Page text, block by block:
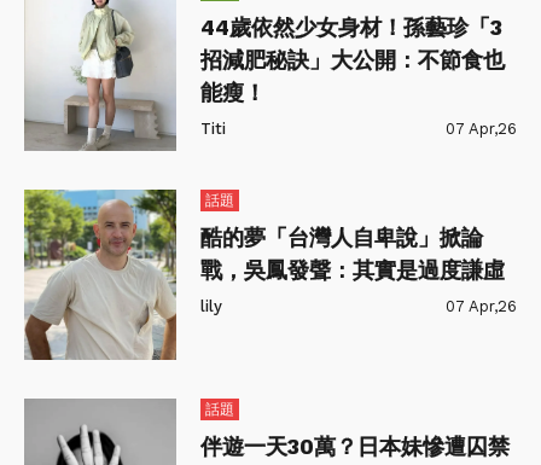
44歲依然少女身材！孫藝珍「3
招減肥秘訣」大公開：不節食也
能瘦！
Titi 07 Apr,26
話題
酷的夢「台灣人自卑說」掀論
戰，吳鳳發聲：其實是過度謙虛
lily 07 Apr,26
話題
伴遊一天30萬？日本妹慘遭囚禁